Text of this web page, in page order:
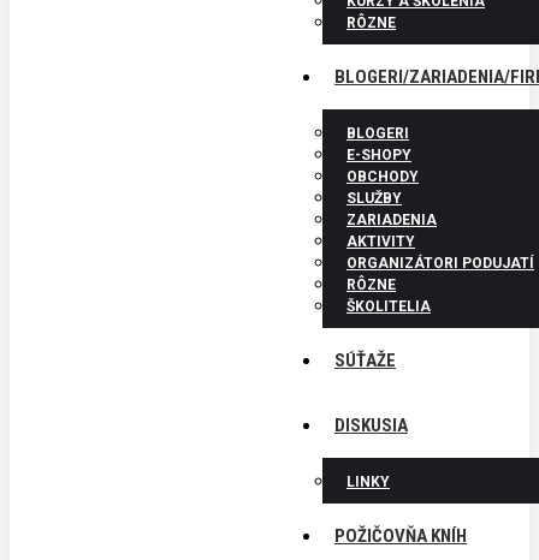
RÔZNE
BLOGERI/ZARIADENIA/
BLOGERI
E-SHOPY
OBCHODY
SLUŽBY
ZARIADENIA
AKTIVITY
ORGANIZÁTORI PODUJATÍ
RÔZNE
ŠKOLITELIA
SÚŤAŽE
DISKUSIA
LINKY
POŽIČOVŇA KNÍH